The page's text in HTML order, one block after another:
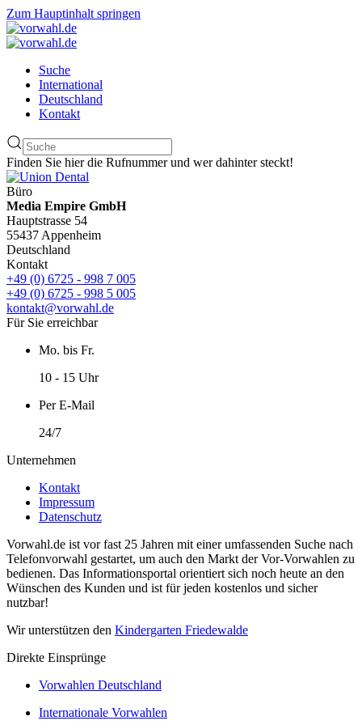
Zum Hauptinhalt springen
Suche
International
Deutschland
Kontakt
Finden Sie hier die Rufnummer und wer dahinter steckt!
Büro
Media Empire GmbH
Hauptstrasse 54
55437 Appenheim
Deutschland
Kontakt
+49 (0) 6725 - 998 7 005
+49 (0) 6725 - 998 5 005
kontakt@vorwahl.de
Für Sie erreichbar
Mo. bis Fr.
10 - 15 Uhr
Per E-Mail
24/7
Unternehmen
Kontakt
Impressum
Datenschutz
Vorwahl.de ist vor fast 25 Jahren mit einer umfassenden Suche nach
Telefonvorwahl gestartet, um auch den Markt der Vor-Vorwahlen zu
bedienen. Das Informationsportal orientiert sich noch heute an den
Wünschen des Kunden und ist für jeden kostenlos und sicher
nutzbar!
Wir unterstützen den Kindergarten Friedewalde
Direkte Einsprünge
Vorwahlen Deutschland
Internationale Vorwahlen